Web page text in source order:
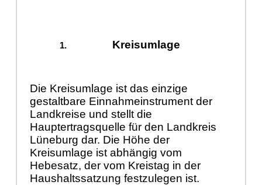
Kreisumlage
Die Kreisumlage ist das einzige
gestaltbare Einnahmeinstrument der
Landkreise und stellt die
Hauptertragsquelle für den Landkreis
Lüneburg dar. Die Höhe der
Kreisumlage ist abhängig vom
Hebesatz, der vom Kreistag in der
Haushaltssatzung festzulegen ist.